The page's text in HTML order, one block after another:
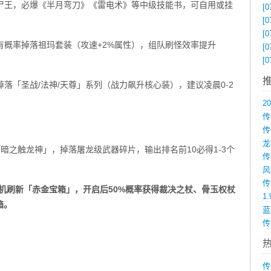
，必爆《半月弯刀》《雷电术》等中级技能书，可自用或挂
率掉落祖玛套装（攻速+2%属性），组队刷怪效率提升
「圣战/法神/天尊」系列（战力飙升核心装），建议凌晨0-2
之触龙神」，掉落屠龙级武器碎片，输出排名前10必得1-3个
刷新「赤金宝箱」，开启后50%概率获得裁决之杖、骨玉权杖